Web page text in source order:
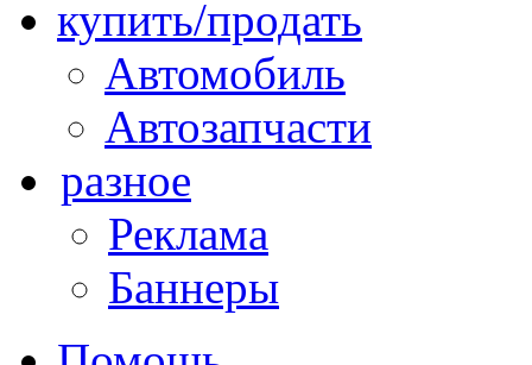
купить/продать
Автомобиль
Автозапчасти
разное
Реклама
Баннеры